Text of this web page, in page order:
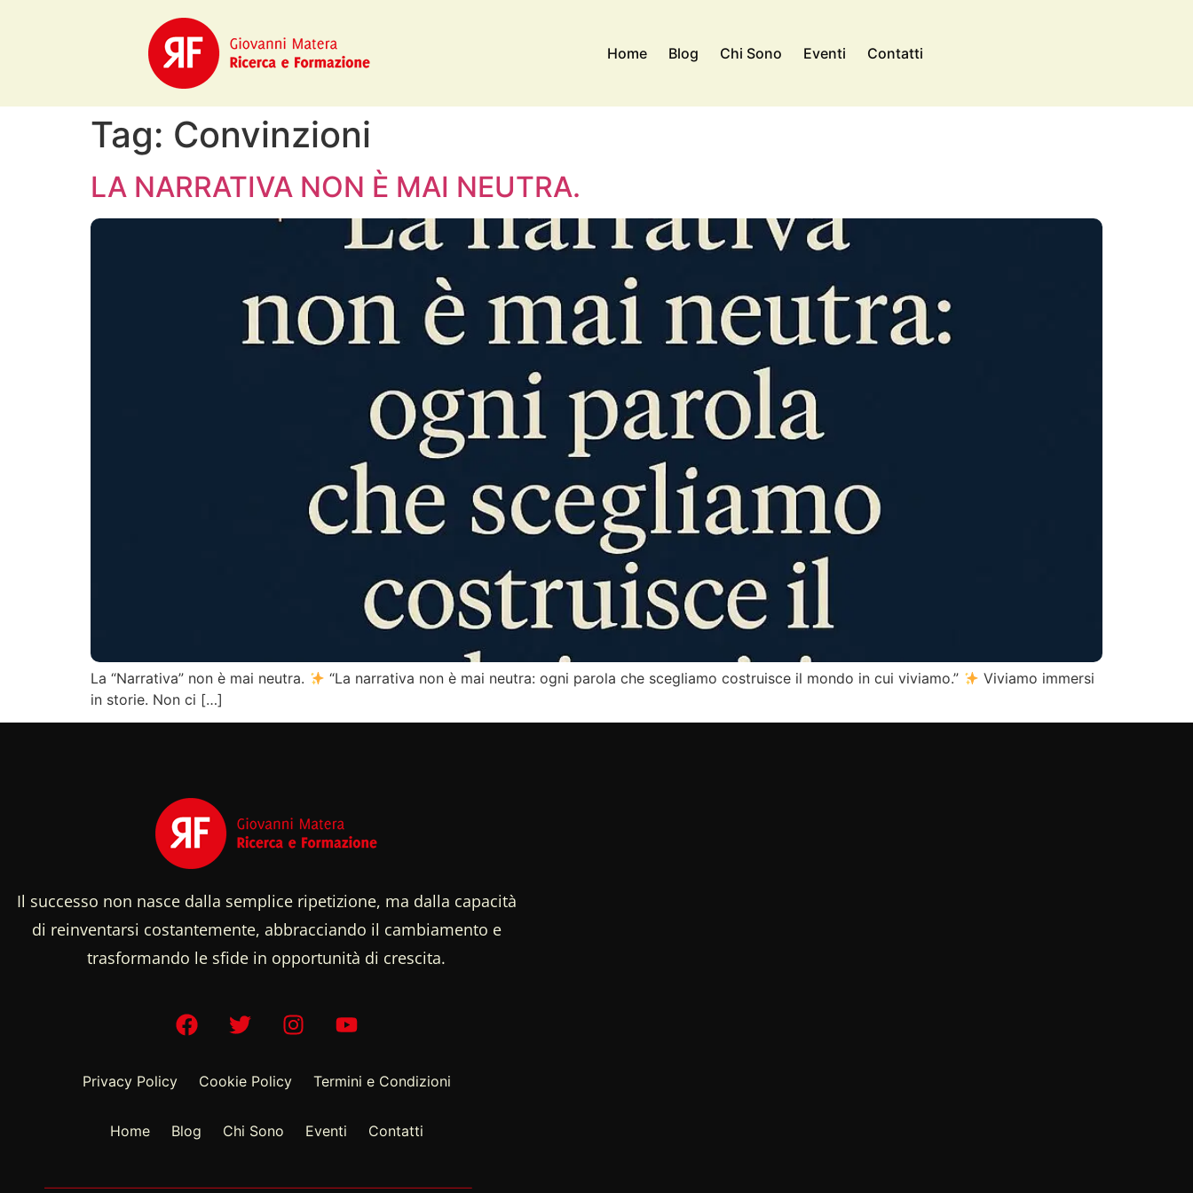
Home Blog Chi Sono Eventi Contatti
Tag: Convinzioni
LA NARRATIVA NON È MAI NEUTRA.
La “Narrativa” non è mai neutra. “La narrativa non è mai neutra: ogni parola che scegliamo costruisce il mondo in cui viviamo.”
Viviamo immersi
in storie. Non ci […]
Il successo non nasce dalla semplice ripetizione, ma dalla capacità
di reinventarsi costantemente, abbracciando il cambiamento e
trasformando le sfide in opportunità di crescita.
Privacy Policy Cookie Policy Termini e Condizioni
Home Blog Chi Sono Eventi Contatti